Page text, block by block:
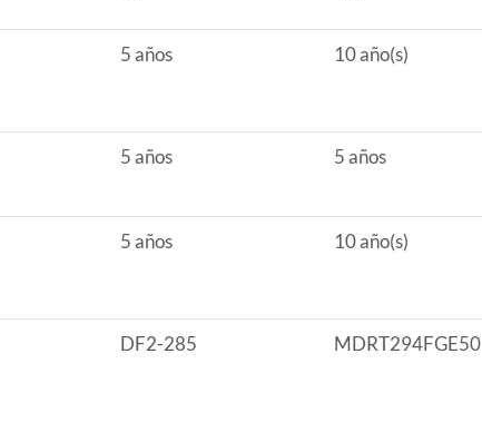
5 años 10 año(s)
5 años 5 años
5 años 10 año(s)
DF2-285 MDRT294FGE50